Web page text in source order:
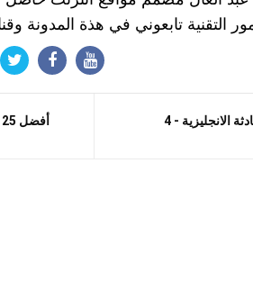
التقنية تابعوني في هذة المدونة
أفضل 25 جملة في اللغة الإنجليزية يجب عليك أن تعرفها - 5 الانجليزية - 4